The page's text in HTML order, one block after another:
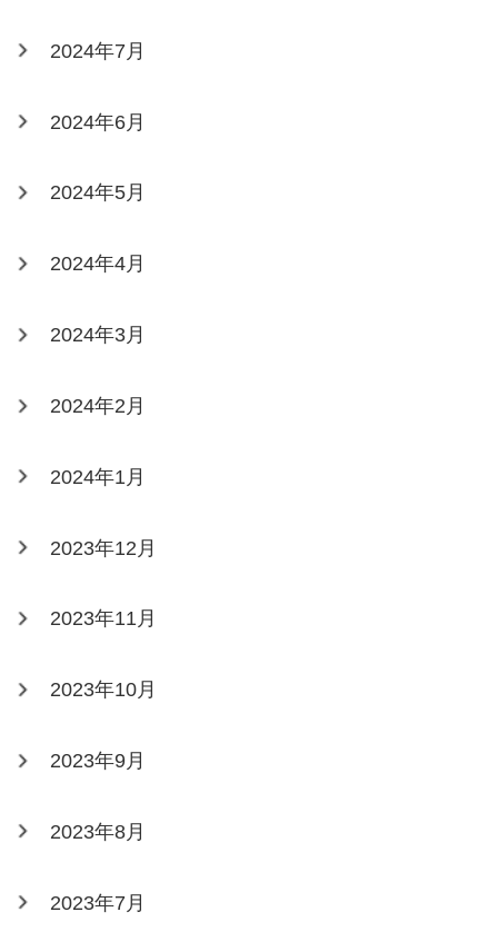
2024年7月
2024年6月
2024年5月
2024年4月
2024年3月
2024年2月
2024年1月
2023年12月
2023年11月
2023年10月
2023年9月
2023年8月
2023年7月